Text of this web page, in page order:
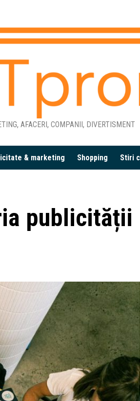
AFACERI, COMPANII, DIVERTISMENT
& marketing Shopping Stiri
publicității